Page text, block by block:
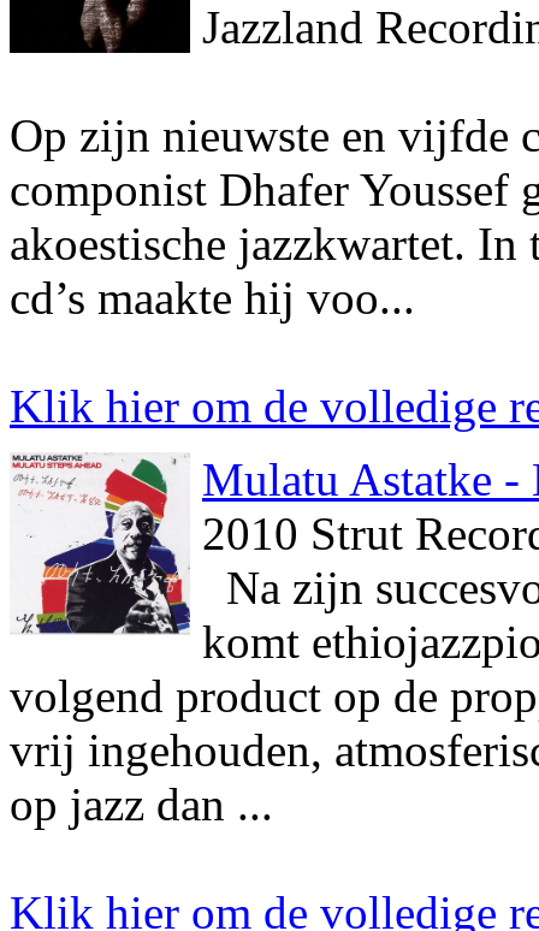
Jazzland
Op zijn nieuwste en vijfde
componist Dhafer Youssef
akoestische jazzkwartet.
cd’s maakte hij voo...
Klik hier om de volledige
Mulatu Astatke -
2010 Strut
Na zijn
komt
volgend product op de
vrij ingehouden,
op jazz dan ...
Klik hier om de volledige